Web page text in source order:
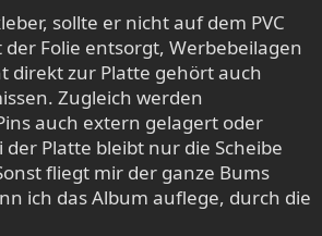
sollte er nicht auf dem PVC
der Folie entsorgt, Werbebeilagen
direkt zur Platte gehört auch
Zugleich werden
auch extern gelagert oder
Platte bleibt nur die Scheibe
fliegt mir der ganze Bums
ich das Album auflege, durch die